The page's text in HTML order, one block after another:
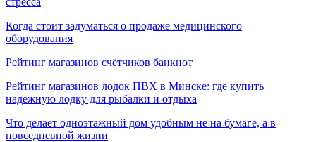
Когда стоит задуматься о продаже медицинского
оборудования
Рейтинг магазинов счётчиков банкнот
Рейтинг магазинов лодок ПВХ в Минске: где купить
надежную лодку для рыбалки и отдыха
Что делает одноэтажный дом удобным не на бумаге, а в
повседневной жизни